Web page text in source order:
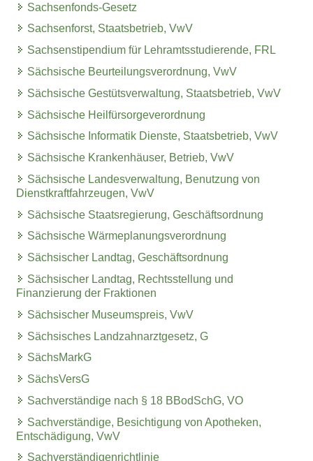
Sachsenfonds-Gesetz
Sachsenforst, Staatsbetrieb, VwV
Sachsenstipendium für Lehramtsstudierende, FRL
Sächsische Beurteilungsverordnung, VwV
Sächsische Gestütsverwaltung, Staatsbetrieb, VwV
Sächsische Heilfürsorgeverordnung
Sächsische Informatik Dienste, Staatsbetrieb, VwV
Sächsische Krankenhäuser, Betrieb, VwV
Sächsische Landesverwaltung, Benutzung von
Dienstkraftfahrzeugen, VwV
Sächsische Staatsregierung, Geschäftsordnung
Sächsische Wärmeplanungsverordnung
Sächsischer Landtag, Geschäftsordnung
Sächsischer Landtag, Rechtsstellung und
Finanzierung der Fraktionen
Sächsischer Museumspreis, VwV
Sächsisches Landzahnarztgesetz, G
SächsMarkG
SächsVersG
Sachverständige nach § 18 BBodSchG, VO
Sachverständige, Besichtigung von Apotheken,
Entschädigung, VwV
Sachverständigenrichtlinie